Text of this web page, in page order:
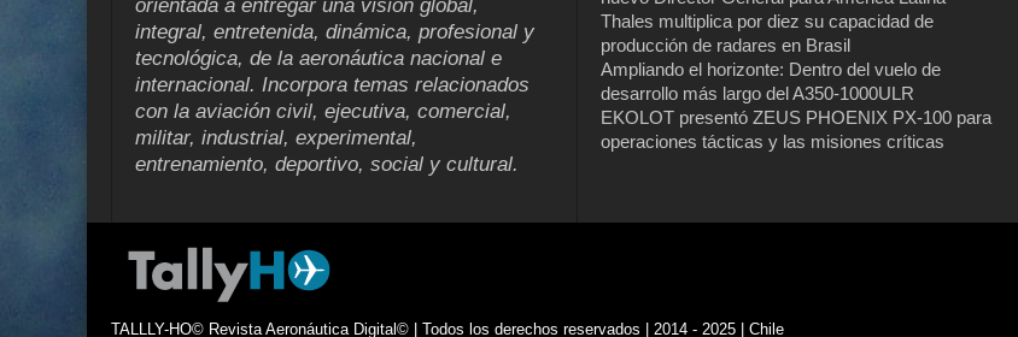
orientada a entregar una visión global,
integral, entretenida, dinámica, profesional y
tecnológica, de la aeronáutica nacional e
internacional. Incorpora temas relacionados
con la aviación civil, ejecutiva, comercial,
militar, industrial, experimental,
entrenamiento, deportivo, social y cultural.
Thales multiplica por diez su capacidad de
producción de radares en Brasil
Ampliando el horizonte: Dentro del vuelo de
desarrollo más largo del A350-1000ULR
EKOLOT presentó ZEUS PHOENIX PX-100 para
operaciones tácticas y las misiones críticas
TALLLY-HO© Revista Aeronáutica Digital© | Todos los derechos reservados | 2014 - 2025 | Chile